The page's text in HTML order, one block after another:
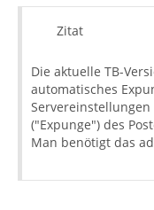
Zitat
Die aktuelle TB-
automatisches
("Expunge") des
Man benötigt das